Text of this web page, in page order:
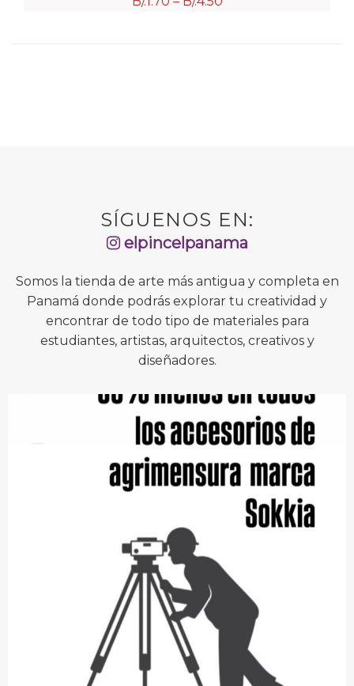
SÍGUENOS EN:
elpincelpanama
Somos la tienda de arte más antigua y completa en
Panamá donde podrás explorar tu creatividad y
encontrar de todo tipo de materiales para
estudiantes, artistas, arquitectos, creativos y
diseñadores.